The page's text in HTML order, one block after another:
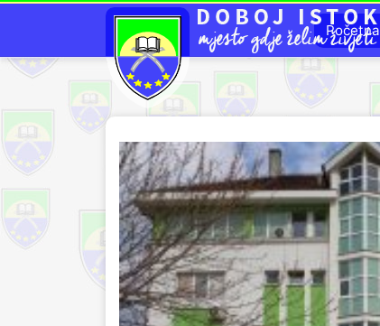
Početna